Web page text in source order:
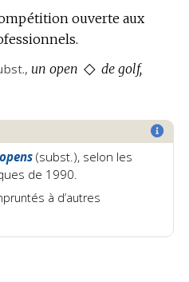
ouverte aux
, un open ◇ de golf,
opens (subst.), selon les
de 1990.
à d’autres